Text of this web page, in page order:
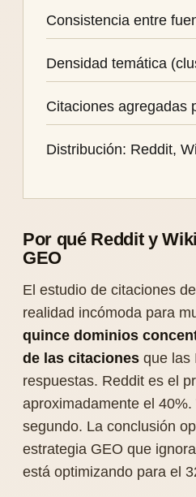
Consistencia entre
Densidad temática
Citaciones agregadas
Distribución: Reddit,
Por qué Reddit y
GEO
El estudio de citaciones
realidad incómoda para
quince dominios
de las citaciones que las
respuestas. Reddit es el
aproximadamente el 40%.
segundo. La conclusión
estrategia GEO que
está optimizando para el